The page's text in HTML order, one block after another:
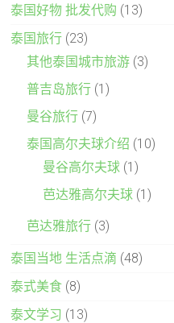
泰国好物 批发代购 (13)
泰国旅行 (23)
其他泰国城市旅游 (3)
普吉岛旅行 (1)
曼谷旅行 (7)
泰国高尔夫球介绍 (10)
曼谷高尔夫球 (1)
芭达雅高尔夫球 (1)
芭达雅旅行 (3)
泰国当地 生活点滴 (48)
泰式美食 (8)
泰文学习 (13)